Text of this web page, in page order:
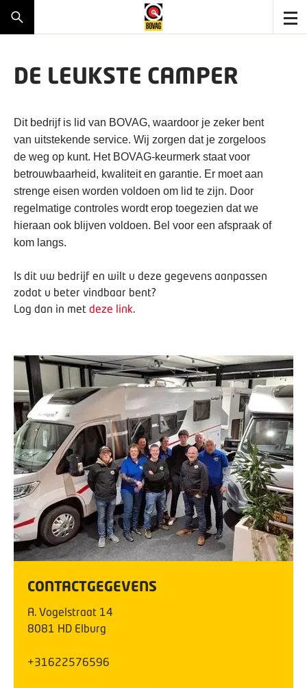
DE LEUKSTE CAMPER
Dit bedrijf is lid van BOVAG, waardoor je zeker bent
van uitstekende service. Wij zorgen dat je zorgeloos
de weg op kunt. Het BOVAG-keurmerk staat voor
betrouwbaarheid, kwaliteit en garantie. Er moet aan
strenge eisen worden voldoen om lid te zijn. Door
regelmatige controles wordt erop toegezien dat we
hieraan ook blijven voldoen. Bel voor een afspraak of
kom langs.
Is dit uw bedrijf en wilt u deze gegevens aanpassen
zodat u beter vindbaar bent?
Log dan in met deze link.
CONTACTGEGEVENS
A. Vogelstraat 14
8081 HD Elburg
+31622576596